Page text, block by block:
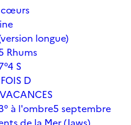
cœurs
longue)
Rhums
S
D
à l'ombre5 septembre